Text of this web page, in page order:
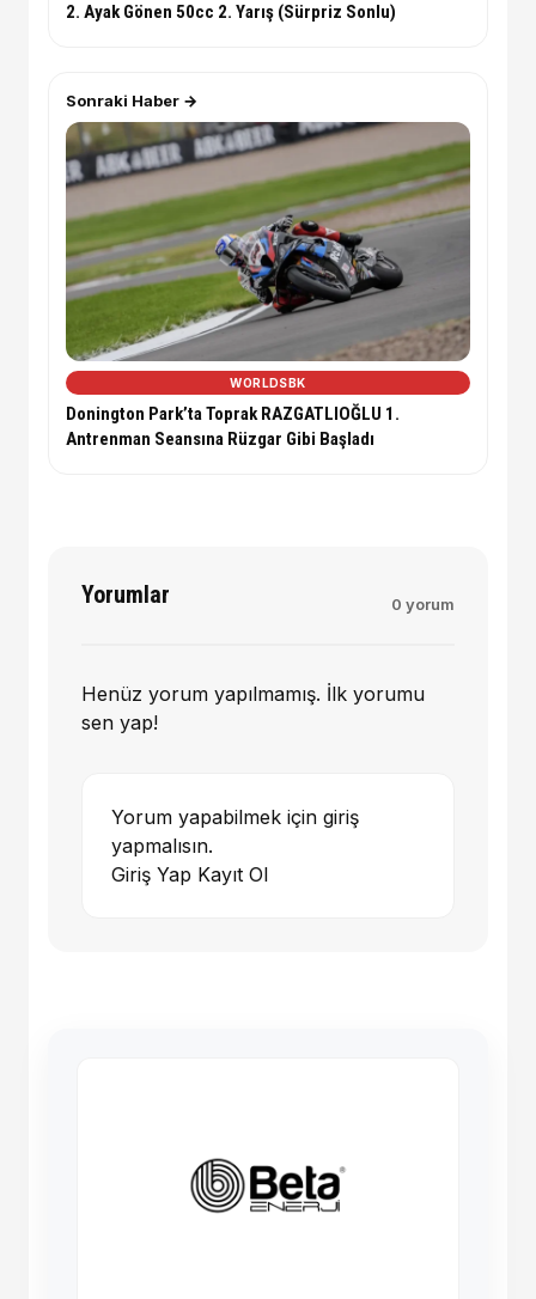
2. Ayak Gönen 50cc 2. Yarış (Sürpriz Sonlu)
Sonraki Haber →
WORLDSBK
Donington Park’ta Toprak RAZGATLIOĞLU 1.
Antrenman Seansına Rüzgar Gibi Başladı
Yorumlar 0 yorum
Henüz yorum yapılmamış. İlk yorumu
sen yap!
Yorum yapabilmek için giriş
yapmalısın.
Giriş Yap Kayıt Ol